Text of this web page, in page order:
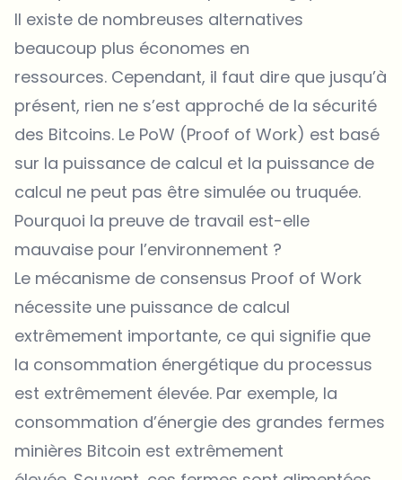
Il existe de nombreuses alternatives
beaucoup plus économes en
ressources. Cependant, il faut dire que jusqu’à
présent, rien ne s’est approché de la sécurité
des Bitcoins. Le PoW (Proof of Work) est basé
sur la puissance de calcul et la puissance de
calcul ne peut pas être simulée ou truquée.
Pourquoi la preuve de travail est-elle
mauvaise pour l’environnement ?
Le mécanisme de consensus Proof of Work
nécessite une puissance de calcul
extrêmement importante, ce qui signifie que
la consommation énergétique du processus
est extrêmement élevée. Par exemple, la
consommation d’énergie des grandes fermes
minières Bitcoin est extrêmement